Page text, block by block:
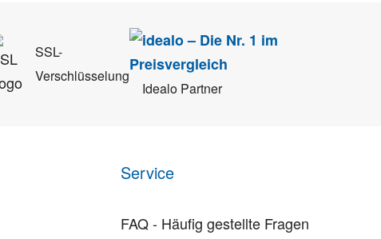
SSL-
Verschlüsselung
Idealo Partner
Service
FAQ - Häufig gestellte Fragen